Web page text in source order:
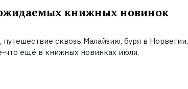
книжных новинок
сквозь Малайзию, буря в Норвегии,
что ещё в книжных новинках июля.